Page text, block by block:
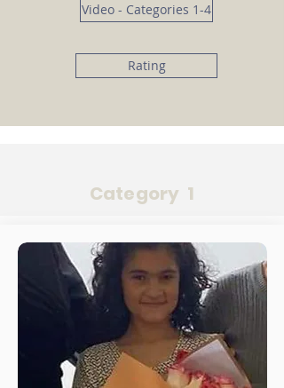
Video - Categories 1-4
Rating
Category 1